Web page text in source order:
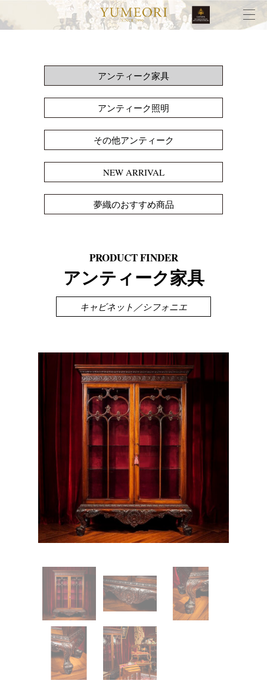
アンティーク家具
アンティーク照明
その他アンティーク
NEW ARRIVAL
夢織のおすすめ商品
PRODUCT FINDER
アンティーク家具
キャビネット／シフォニエ